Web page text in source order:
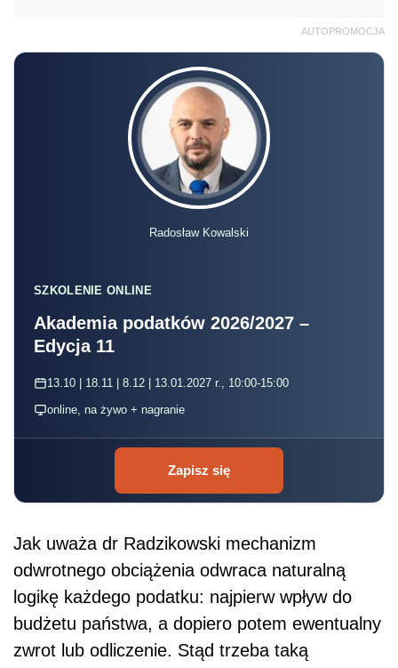
AUTOPROMOCJA
Radosław Kowalski
SZKOLENIE ONLINE
Akademia podatków 2026/2027 –
Edycja 11
13.10 | 18.11 | 8.12 | 13.01.2027 r., 10:00-15:00
online, na żywo + nagranie
Zapisz się
Jak uważa dr Radzikowski mechanizm
odwrotnego obciążenia odwraca naturalną
logikę każdego podatku: najpierw wpływ do
budżetu państwa, a dopiero potem ewentualny
zwrot lub odliczenie. Stąd trzeba taką